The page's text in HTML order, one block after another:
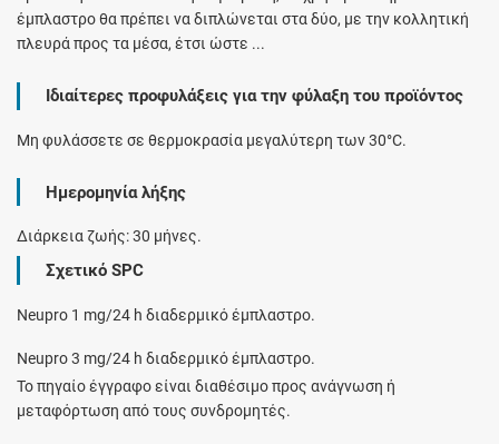
έμπλαστρο θα πρέπει να διπλώνεται στα δύο, με την κολλητική
πλευρά προς τα μέσα, έτσι ώστε ...
Ιδιαίτερες προφυλάξεις για την φύλαξη του προϊόντος
Μη φυλάσσετε σε θερμοκρασία μεγαλύτερη των 30°C.
Ημερομηνία λήξης
Διάρκεια ζωής: 30 μήνες.
Σχετικό SPC
Neupro 1 mg/24 h διαδερμικό έμπλαστρο.
Neupro 3 mg/24 h διαδερμικό έμπλαστρο.
Το πηγαίο έγγραφο είναι διαθέσιμο προς ανάγνωση ή
μεταφόρτωση από τους συνδρομητές.